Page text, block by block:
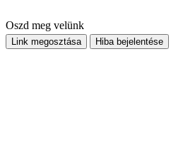
Oszd meg velünk
Link megosztása Hiba bejelentése